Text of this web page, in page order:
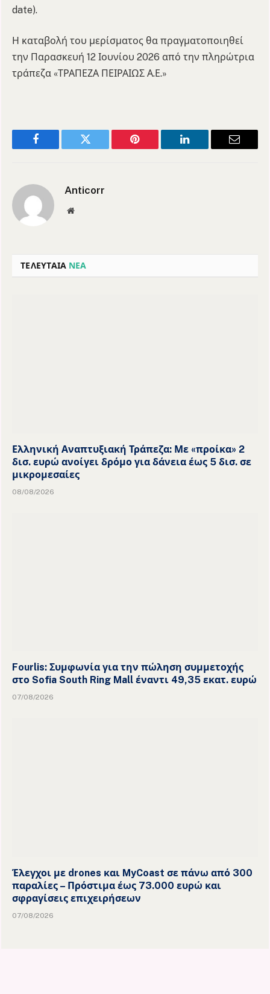
date).
Η καταβολή του μερίσματος θα πραγματοποιηθεί
την Παρασκευή 12 Ιουνίου 2026 από την πληρώτρια
τράπεζα «ΤΡΑΠΕΖΑ ΠΕΙΡΑΙΩΣ Α.Ε.»
Facebook Twitter Pinterest LinkedIn Email
Anticorr
Website
ΤΕΛΕΥΤΑΙΑ ΝΕΑ
Ελληνική Αναπτυξιακή Τράπεζα: Με «προίκα» 2
δισ. ευρώ ανοίγει δρόμο για δάνεια έως 5 δισ. σε
μικρομεσαίες
08/08/2026
Fourlis: Συμφωνία για την πώληση συμμετοχής
στο Sofia South Ring Mall έναντι 49,35 εκατ. ευρώ
07/08/2026
Έλεγχοι με drones και MyCoast σε πάνω από 300
παραλίες – Πρόστιμα έως 73.000 ευρώ και
σφραγίσεις επιχειρήσεων
07/08/2026